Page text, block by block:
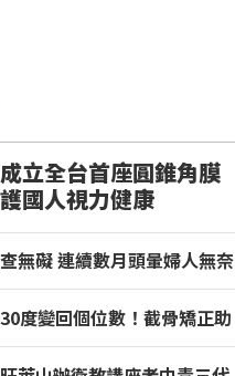
立全台首座圓錐角膜
國人視力健康
無礙 連續數月頭暈婦人無奈
度變回個位數！截骨矯正助